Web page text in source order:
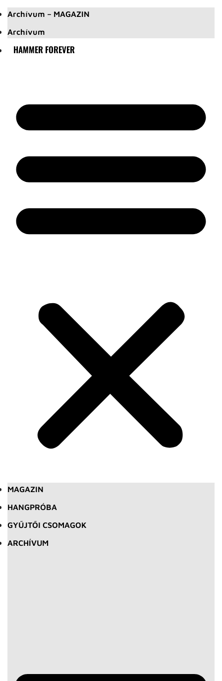
Archívum – MAGAZIN
Archívum
HAMMER FOREVER
MAGAZIN
HANGPRÓBA
GYŰJTŐI CSOMAGOK
ARCHÍVUM